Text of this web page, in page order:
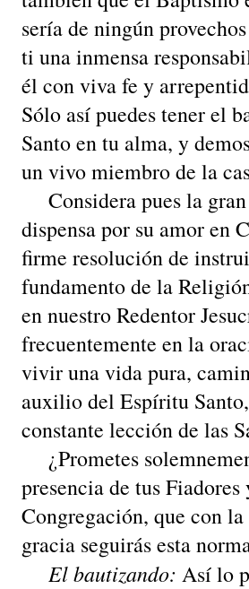
sería de ningún
ti una inmensa
él con viva fe y
Sólo así puedes tener el
Santo en tu alma, y
un vivo miembro de la
Considera pues la
dispensa por su amor en
firme resolución de
fundamento de la
en nuestro Redentor
frecuentemente en la
vivir una vida pura,
auxilio del Espíritu
constante lección de las
¿Prometes
presencia de tus Fiadores
Congregación, que con
gracia seguirás esta
El bautizando: Así lo